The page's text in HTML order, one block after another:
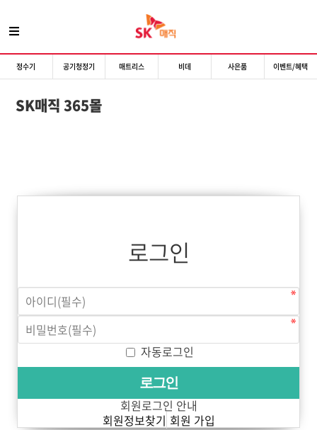
정수기 공기청정기 매트리스 비데 사은품 이벤트/혜택
SK매직 365몰
로그인
자동로그인
회원로그인 안내
회원정보찾기 회원 가입